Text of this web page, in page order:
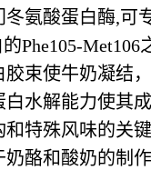
冬氨酸蛋白酶,可
Phe105-Met106
胶束使牛奶凝结
白水解能力使其
和特殊风味的关
酪和酸奶的制作